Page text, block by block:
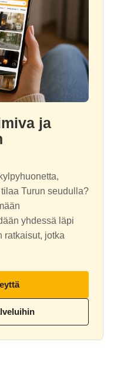
ja
Turun seudulla?
yhdessä läpi
ratkaisut, jotka